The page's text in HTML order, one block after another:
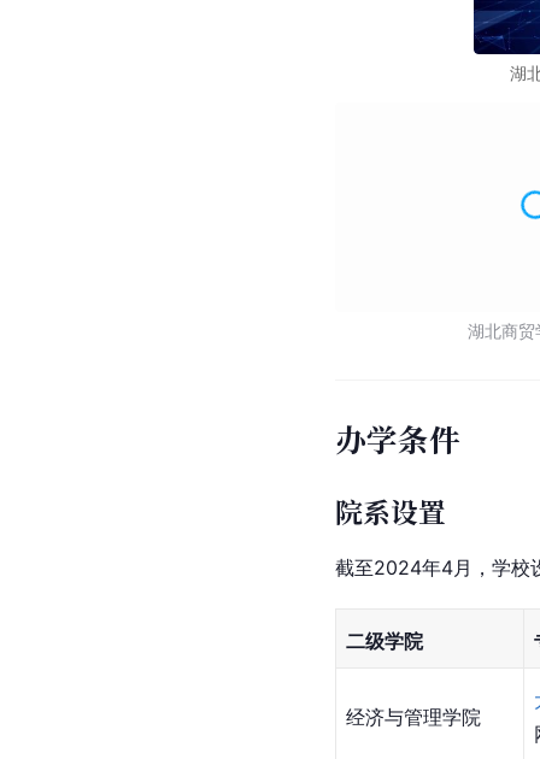
湖
湖北商贸
办学条件
院系设置
截至2024年4月，学校
二级学院
经济与管理学院